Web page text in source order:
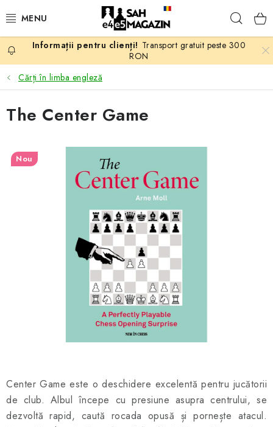
PROMOTII
ȘAH
PIESE DE ȘAH
TABLE DE ȘAH
Transport gratuit peste 300
RON
Cărți în limba engleză
Center Game este o deschidere excelentă pentru jucătorii
de club. Albul începe cu presiune asupra centrului, se
dezvoltă rapid, caută rocada opusă și pornește atacul.
The Center Game
Nou